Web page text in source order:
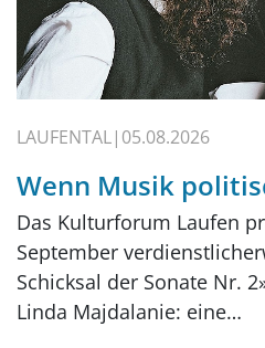
LAUFENTAL 05.08.2026
Wenn Musik
Das Kulturforum Laufen
September
Schicksal der Sonate Nr.
Linda Majdalanie: eine…